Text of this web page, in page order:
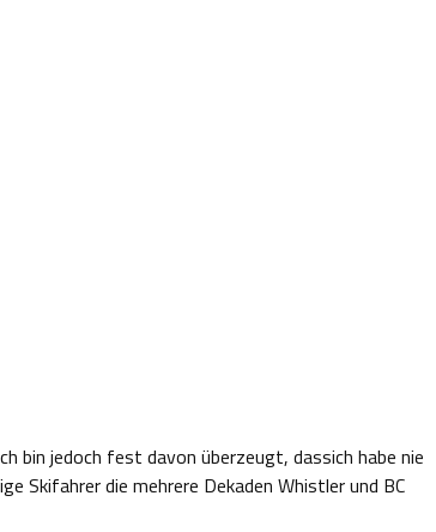
bin jedoch fest davon überzeugt, dassich habe nie
Skifahrer die mehrere Dekaden Whistler und BC